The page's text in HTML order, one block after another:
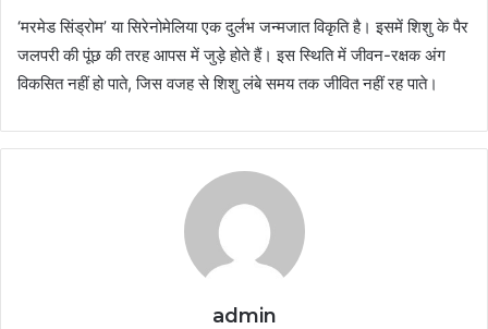
‘मरमेड सिंड्रोम’ या सिरेनोमेलिया एक दुर्लभ जन्मजात विकृति है। इसमें शिशु के पैर
जलपरी की पूंछ की तरह आपस में जुड़े होते हैं। इस स्थिति में जीवन-रक्षक अंग
विकसित नहीं हो पाते, जिस वजह से शिशु लंबे समय तक जीवित नहीं रह पाते।
admin